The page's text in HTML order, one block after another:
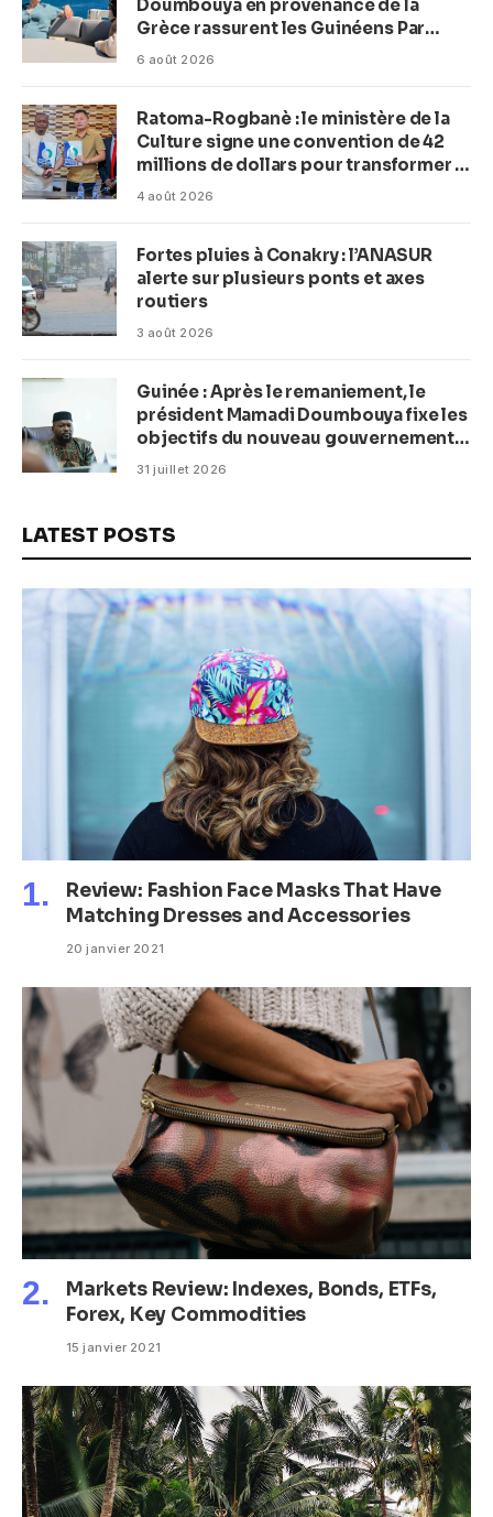
Doumbouya en provenance de la
Grèce rassurent les Guinéens Par
(Macka Baldé)
6 août 2026
Ratoma-Rogbanè : le ministère de la
Culture signe une convention de 42
millions de dollars pour transformer la
plage en complexe balnéaire
4 août 2026
Fortes pluies à Conakry : l’ANASUR
alerte sur plusieurs ponts et axes
routiers
3 août 2026
Guinée : Après le remaniement, le
président Mamadi Doumbouya fixe les
objectifs du nouveau gouvernement
(CM)
31 juillet 2026
LATEST POSTS
Review: Fashion Face Masks That Have
Matching Dresses and Accessories
20 janvier 2021
Markets Review: Indexes, Bonds, ETFs,
Forex, Key Commodities
15 janvier 2021